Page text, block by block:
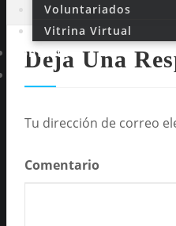
Voluntariados
Vitrina Virtual
Contacto
Transparencia
Deja Una
Tu dirección de correo
Comentario